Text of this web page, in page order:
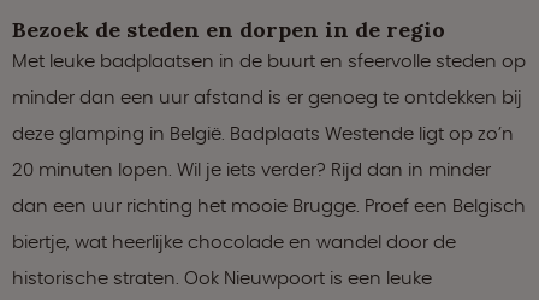
Bezoek de steden en dorpen in de regio
Met leuke badplaatsen in de buurt en sfeervolle steden op
minder dan een uur afstand is er genoeg te ontdekken bij
deze glamping in België. Badplaats Westende ligt op zo’n
20 minuten lopen. Wil je iets verder? Rijd dan in minder
dan een uur richting het mooie Brugge. Proef een Belgisch
biertje, wat heerlijke chocolade en wandel door de
historische straten. Ook Nieuwpoort is een leuke